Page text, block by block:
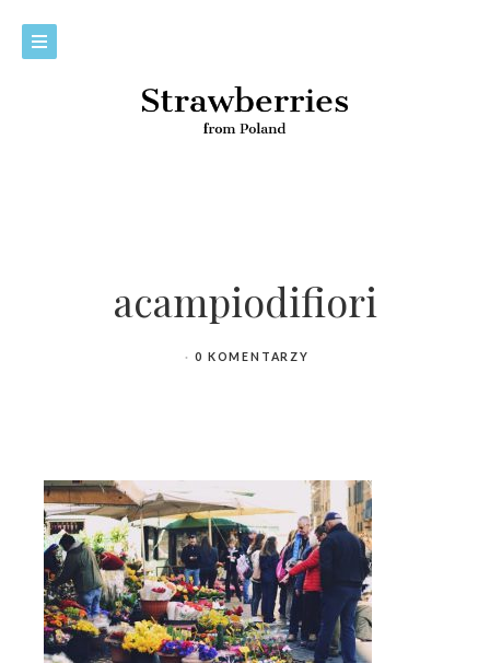
acampiodifiori
0 KOMENTARZY